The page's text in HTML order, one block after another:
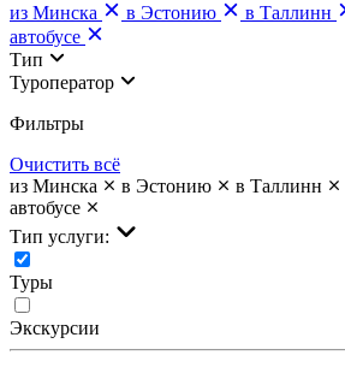
из Минска
в Эстонию в Таллинн
автобусе
Тип
Туроператор
Фильтры
Очистить всё
из Минска
в Эстонию в Таллинн
автобусе
Тип услуги:
Туры
Экскурсии